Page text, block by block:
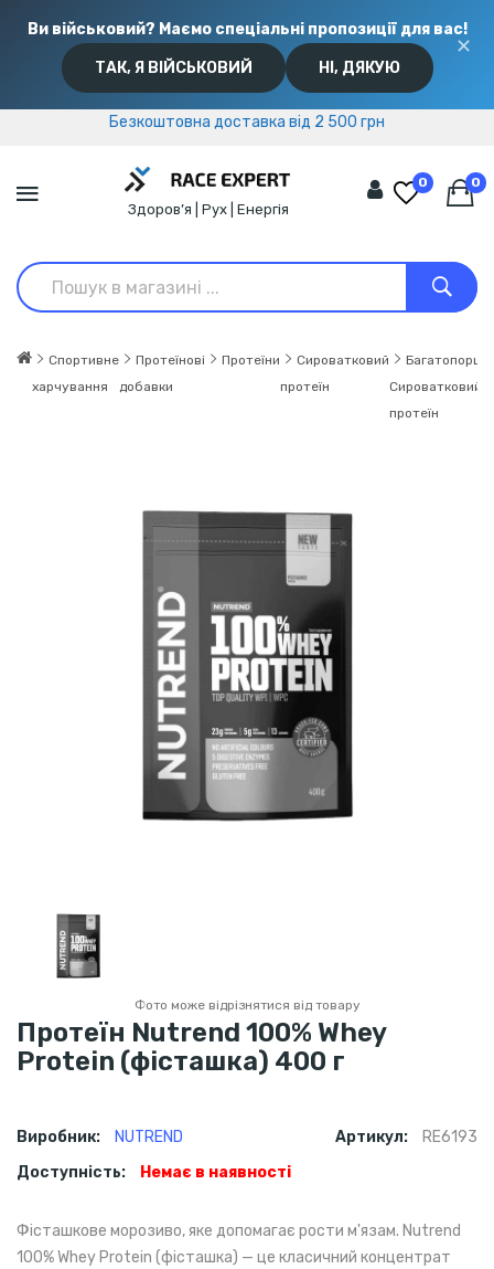
Ви військовий? Маємо спеціальні пропозиції для вас!
ТАК, Я ВІЙСЬКОВИЙ НІ, ДЯКУЮ
✕
Безкоштовна доставка від 2 500 грн
Безкоштовна доставка від 2 500 грн
Здоров’я | Рух | Енергія
0 0
Спортивне
харчування
Протеїнові
добавки
Протеїни
Сироватковий
протеїн
Сироватковий
протеїн
Фото може відрізнятися від товару
Протеїн Nutrend 100% Whey
Protein (фісташка) 400 г
Виробник: NUTREND Артикул:
RE6193
Доступність:
Немає в наявності
Фісташкове морозиво, яке допомагає рости м'язам. Nutrend
100% Whey Protein (фісташка) — це класичний концентрат